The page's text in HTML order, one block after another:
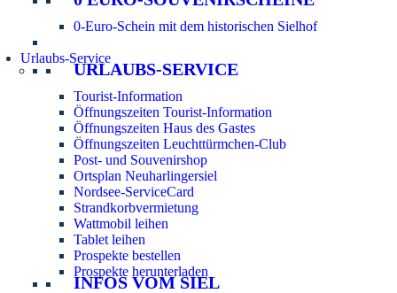
0-Euro-Schein mit dem historischen Sielhof
Urlaubs-Service
URLAUBS-SERVICE
Tourist-Information
Öffnungszeiten Tourist-Information
Öffnungszeiten Haus des Gastes
Öffnungszeiten Leuchttürmchen-Club
Post- und Souvenirshop
Ortsplan Neuharlingersiel
Nordsee-ServiceCard
Strandkorbvermietung
Wattmobil leihen
Tablet leihen
Prospekte bestellen
Prospekte herunterladen
INFOS VOM SIEL